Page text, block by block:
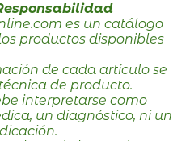
es un catálogo
productos disponibles
de cada artículo se
de producto.
interpretarse como
un diagnóstico, ni un